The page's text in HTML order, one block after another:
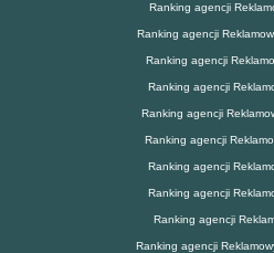
Ranking agencji
Ranking agencji
Ranking agencji
Ranking agencji
Ranking agencji
Ranking agencji
Ranking agencji
Ranking agencji
Ranking agencji
Ranking agencji